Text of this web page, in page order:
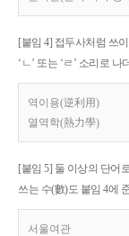
[붙임 4] 접두사처럼 쓰
‘ㄴ’ 또는 ‘ㄹ’ 소리로
역이용(逆利用)
열역학(熱力學)
[붙임 5] 둘 이상의 단어
쓰는 수(數)도 붙임 4에
서울여관